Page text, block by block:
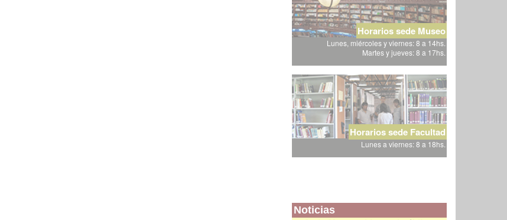
Horarios sede Museo
Lunes, miércoles y viernes: 8 a 14hs.
Martes y jueves: 8 a 17hs.
Horarios sede Facultad
Lunes a viernes: 8 a 18hs.
Noticias